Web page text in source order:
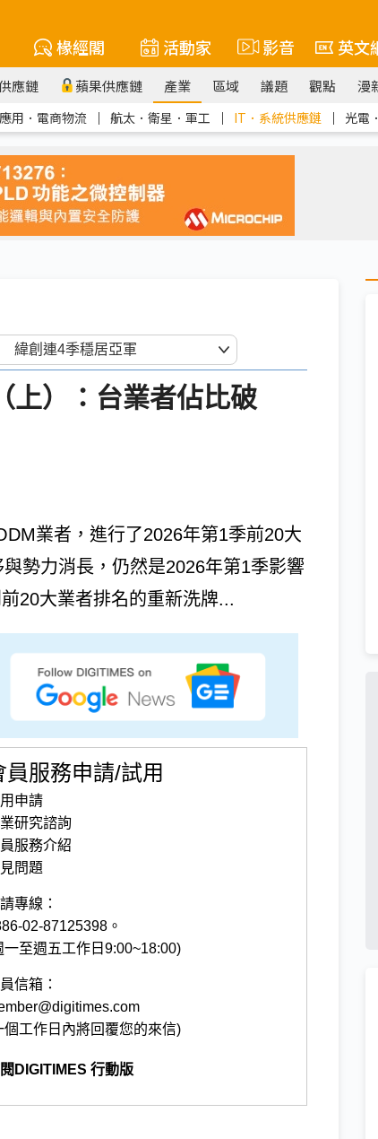
椽經閣 活動家 影音 英文
應鏈 蘋果供應鏈 產業 區域 議題 觀點 漫
用．電商物流 ｜ 航太．衛星．軍工 ｜ IT．系統供應鏈 ｜ 光電
上）：台業者佔比破
業者，進行了2026年第1季前20大
勢力消長，仍然是2026年第1季影響
20大業者排名的重新洗牌...
員服務申請/試用
申請
研究諮詢
服務介紹
問題
專線：
02-87125398。
一至週五工作日9:00~18:00)
信箱：
個工作日內將回覆您的來信)
DIGITIMES 行動版